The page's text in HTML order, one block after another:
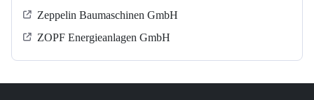
Zeppelin Baumaschinen GmbH
ZOPF Energieanlagen GmbH